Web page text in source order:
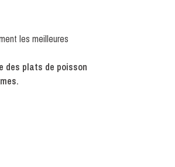
les meilleures
des plats de poisson